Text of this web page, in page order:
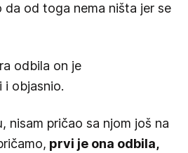
od toga nema ništa jer se
odbila on je
i objasnio.
nisam pričao sa njom još na
prvi je ona odbila,